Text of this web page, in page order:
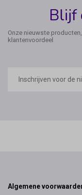
Blijf
Onze nieuwste
klantenvoordeel
mailadres
Footer
Algemene